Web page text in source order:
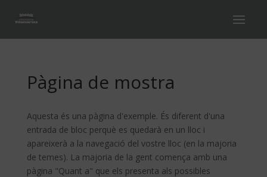
Pàgina de mostra
Aquesta és una pàgina d'exemple. És diferent d'una
entrada de bloc perquè es quedarà en un lloc i
apareixerà a la navegació del vostre lloc (en la majoria
de temes). La majoria de la gent comença amb una
pàgina "Quant a" que els presenta als possibles